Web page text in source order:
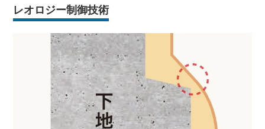
レオロジー制御技術